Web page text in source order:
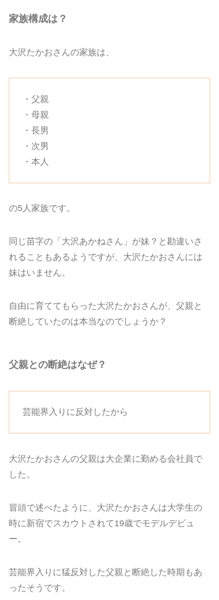
家族構成は？
大沢たかおさんの家族は、
・父親
・母親
・長男
・次男
・本人
の5人家族です。
同じ苗字の「大沢あかねさん」が妹？と勘違いさ
れることもあるようですが、大沢たかおさんには
妹はいません。
自由に育ててもらった大沢たかおさんが、父親と
断絶していたのは本当なのでしょうか？
父親との断絶はなぜ？
芸能界入りに反対したから
大沢たかおさんの父親は大企業に勤める会社員で
した。
冒頭で述べたように、大沢たかおさんは大学生の
時に新宿でスカウトされて19歳でモデルデビュ
ー。
芸能界入りに猛反対した父親と断絶した時期もあ
ったそうです。